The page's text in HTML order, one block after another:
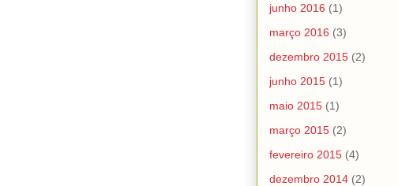
junho 2016 (1)
março 2016 (3)
dezembro 2015 (2)
junho 2015 (1)
maio 2015 (1)
março 2015 (2)
fevereiro 2015 (4)
dezembro 2014 (2)